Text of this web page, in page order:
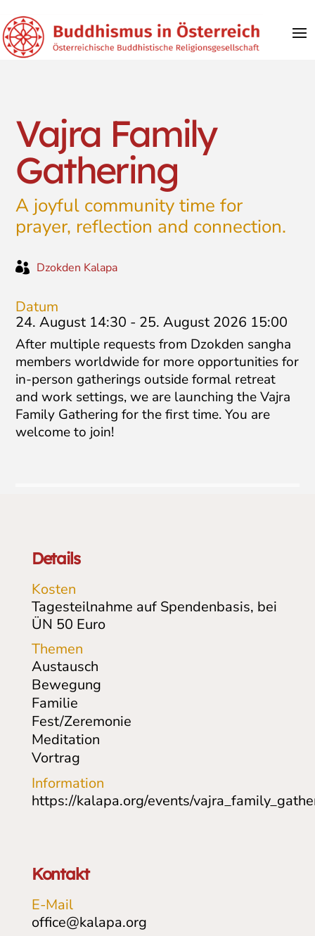
Vajra Family
Gathering
A joyful community time for
prayer, reflection and connection.
 Dzokden Kalapa
Datum
24. August 14:30 - 25. August 2026 15:00
After multiple requests from Dzokden sangha
members worldwide for more opportunities for
in-person gatherings outside formal retreat
and work settings, we are launching the Vajra
Family Gathering for the first time. You are
welcome to join!
Details
Kosten
Tagesteilnahme auf Spendenbasis, bei
ÜN 50 Euro
Themen
Austausch
Bewegung
Familie
Fest/Zeremonie
Meditation
Vortrag
Information
https://kalapa.org/events/
Kontakt
E-Mail
office@kalapa.org